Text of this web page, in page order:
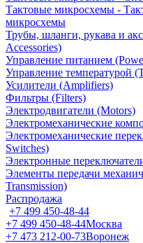
Тактовые микросхемы -
микросхемы
Трубы, шланги, рукава и
Accessories)
Управление питанием
Управление температурой
Усилители (Amplifiers)
Фильтры (Filters)
Электродвигатели (Motors)
Электромеханические
Электромеханические
Switches)
Электронные
Элементы передачи
Transmission)
Распродажа
+7 499 450-48-44
+7 499 450-48-44Москва
+7 473 212-00-73Воронеж